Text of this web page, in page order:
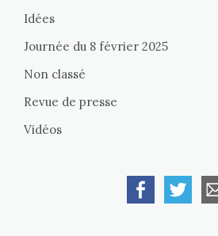
Idées
Journée du 8 février 2025
Non classé
Revue de presse
Vidéos